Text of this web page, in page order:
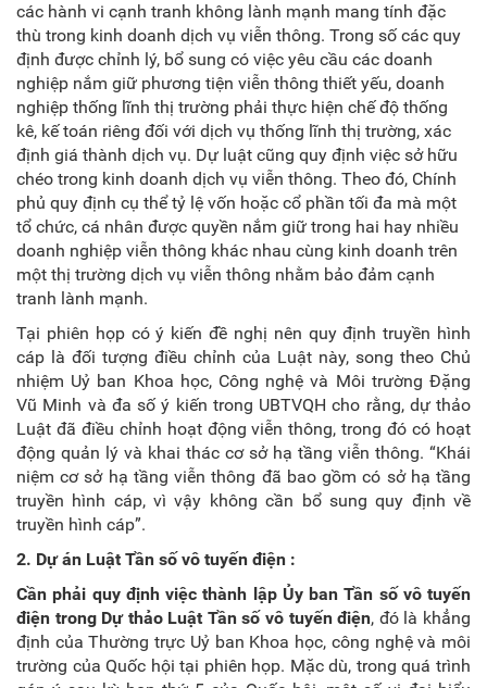
các hành vi cạnh tranh không lành mạnh mang tính đặc
thù trong kinh doanh dịch vụ viễn thông. Trong số các quy
định được chỉnh lý, bổ sung có việc yêu cầu các doanh
nghiệp nắm giữ phương tiện viễn thông thiết yếu, doanh
nghiệp thống lĩnh thị trường phải thực hiện chế độ thống
kê, kế toán riêng đối với dịch vụ thống lĩnh thị trường, xác
định giá thành dịch vụ. Dự luật cũng quy định việc sở hữu
chéo trong kinh doanh dịch vụ viễn thông. Theo đó, Chính
phủ quy định cụ thể tỷ lệ vốn hoặc cổ phần tối đa mà một
tổ chức, cá nhân được quyền nắm giữ trong hai hay nhiều
doanh nghiệp viễn thông khác nhau cùng kinh doanh trên
một thị trường dịch vụ viễn thông nhằm bảo đảm cạnh
tranh lành mạnh.
Tại phiên họp có ý kiến đề nghị nên quy định truyền hình
cáp là đối tượng điều chỉnh của Luật này, song theo Chủ
nhiệm Uỷ ban Khoa học, Công nghệ và Môi trường Đặng
Vũ Minh và đa số ý kiến trong UBTVQH cho rằng, dự thảo
Luật đã điều chỉnh hoạt động viễn thông, trong đó có hoạt
động quản lý và khai thác cơ sở hạ tầng viễn thông. “Khái
niệm cơ sở hạ tầng viễn thông đã bao gồm có sở hạ tầng
truyền hình cáp, vì vậy không cần bổ sung quy định về
truyền hình cáp”.
2. Dự án Luật Tần số vô tuyến điện :
Cần phải quy định việc thành lập Ủy ban Tần số vô tuyến
điện trong Dự thảo Luật Tần số vô tuyến điện, đó là khẳng
định của Thường trực Uỷ ban Khoa học, công nghệ và môi
trường của Quốc hội tại phiên họp. Mặc dù, trong quá trình